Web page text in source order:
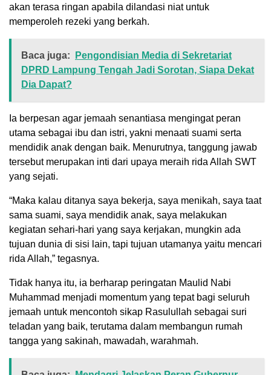
akan terasa ringan apabila dilandasi niat untuk
memperoleh rezeki yang berkah.
Baca juga:
Pengondisian Media di Sekretariat
DPRD Lampung Tengah Jadi Sorotan, Siapa Dekat
Dia Dapat?
Ia berpesan agar jemaah senantiasa mengingat peran
utama sebagai ibu dan istri, yakni menaati suami serta
mendidik anak dengan baik. Menurutnya, tanggung jawab
tersebut merupakan inti dari upaya meraih rida Allah SWT
yang sejati.
“Maka kalau ditanya saya bekerja, saya menikah, saya taat
sama suami, saya mendidik anak, saya melakukan
kegiatan sehari-hari yang saya kerjakan, mungkin ada
tujuan dunia di sisi lain, tapi tujuan utamanya yaitu mencari
rida Allah,” tegasnya.
Tidak hanya itu, ia berharap peringatan Maulid Nabi
Muhammad menjadi momentum yang tepat bagi seluruh
jemaah untuk mencontoh sikap Rasulullah sebagai suri
teladan yang baik, terutama dalam membangun rumah
tangga yang sakinah, mawadah, warahmah.